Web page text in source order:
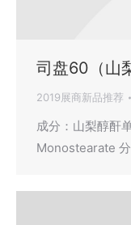
司盘60（山
2019展商新品推荐
成分：山梨醇酐
Monostearate